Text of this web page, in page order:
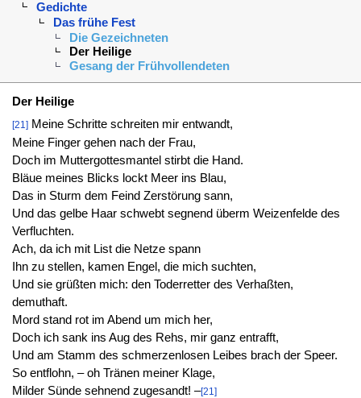
Gedichte
Das frühe Fest
Die Gezeichneten
Der Heilige
Gesang der Frühvollendeten
Der Heilige
[21]Meine Schritte schreiten mir entwandt,
Meine Finger gehen nach der Frau,
Doch im Muttergottesmantel stirbt die Hand.
Bläue meines Blicks lockt Meer ins Blau,
Das in Sturm dem Feind Zerstörung sann,
Und das gelbe Haar schwebt segnend überm Weizenfelde des
Verfluchten.
Ach, da ich mit List die Netze spann
Ihn zu stellen, kamen Engel, die mich suchten,
Und sie grüßten mich: den Toderretter des Verhaßten,
demuthaft.
Mord stand rot im Abend um mich her,
Doch ich sank ins Aug des Rehs, mir ganz entrafft,
Und am Stamm des schmerzenlosen Leibes brach der Speer.
So entflohn, – oh Tränen meiner Klage,
Milder Sünde sehnend zugesandt! –[21]